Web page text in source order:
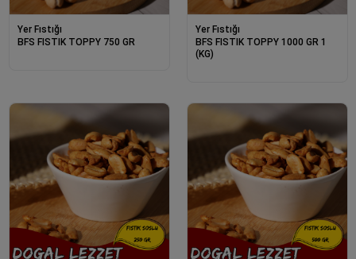
Yer Fıstığı
BFS FISTIK TOPPY 750 GR
Yer Fıstığı
BFS FISTIK TOPPY 1000 GR 1
(KG)